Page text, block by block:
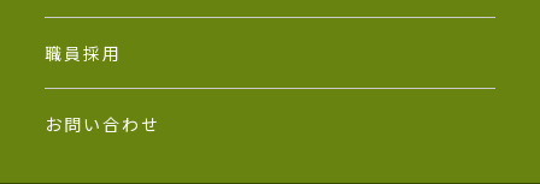
職員採用
お問い合わせ